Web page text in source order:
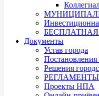
Документы
Устав города
Решения
РЕГЛАМЕНТЫ
Проекты НПА